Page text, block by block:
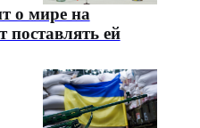
о мире на
поставлять ей